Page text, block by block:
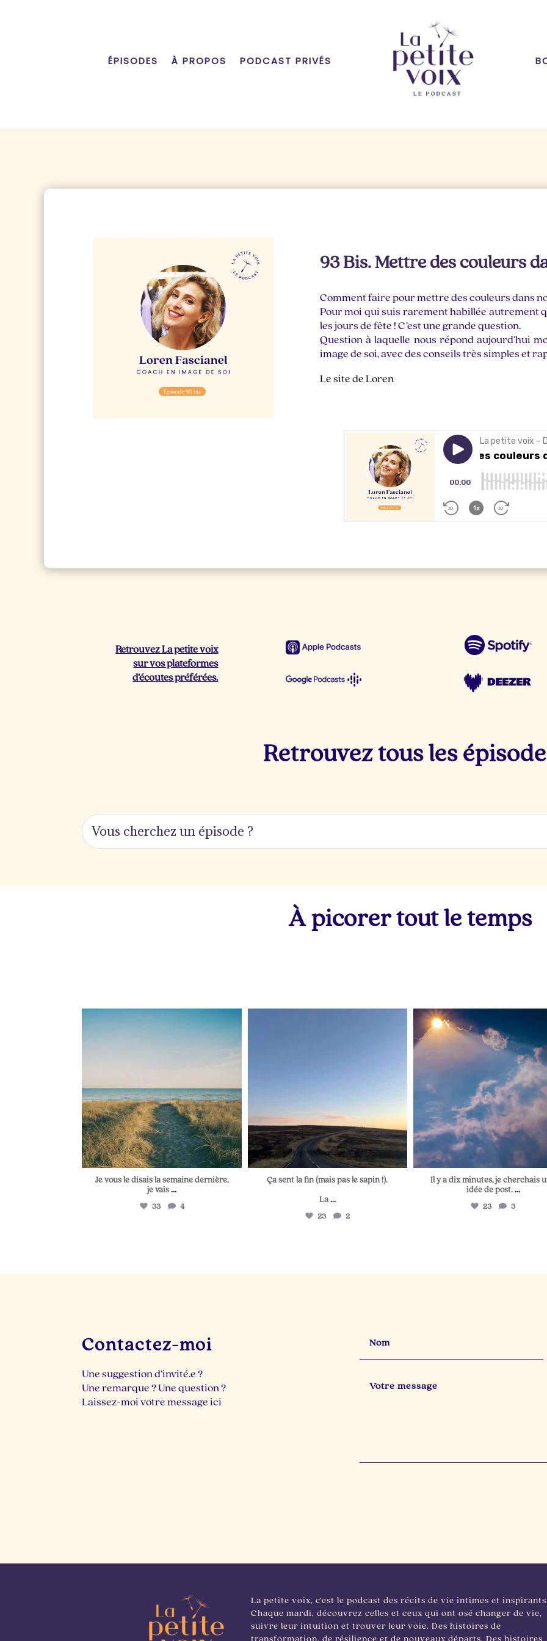
ÉPISODES À PROPOS PODCAST PRIVÉS
93 Bis. Mettre des couleurs
Comment faire pour mettre des couleurs dans
Pour moi qui suis rarement habillée autrement
les jours de fête ! C’est une grande question.
Question à laquelle nous répond aujourd’hui
image de soi, avec des conseils très simples et
Le site de Loren
Retrouvez La petite voix
sur vos plateformes
d’écoutes préférées.
Retrouvez tous les
À picorer tout le temps
Je vous le disais la semaine dernière,
je vais ...
33 4
Ça sent la fin (mais pas le sapin !).
La ...
23 2
lapetitevoixlepodcast
Juin 25
Il y a dix minutes, je cherchais
idée de post. ...
23 3
Contactez-moi
Une suggestion d’invité.e ?
Une remarque ? Une question ?
Laissez-moi votre message ici
La petite voix, c’est le podcast des récits de vie intimes et
Chaque mardi, découvrez celles et ceux qui ont osé changer de vie,
suivre leur intuition et trouver leur voie. Des histoires de
transformation, de résilience et de nouveaux départs. Des histoires